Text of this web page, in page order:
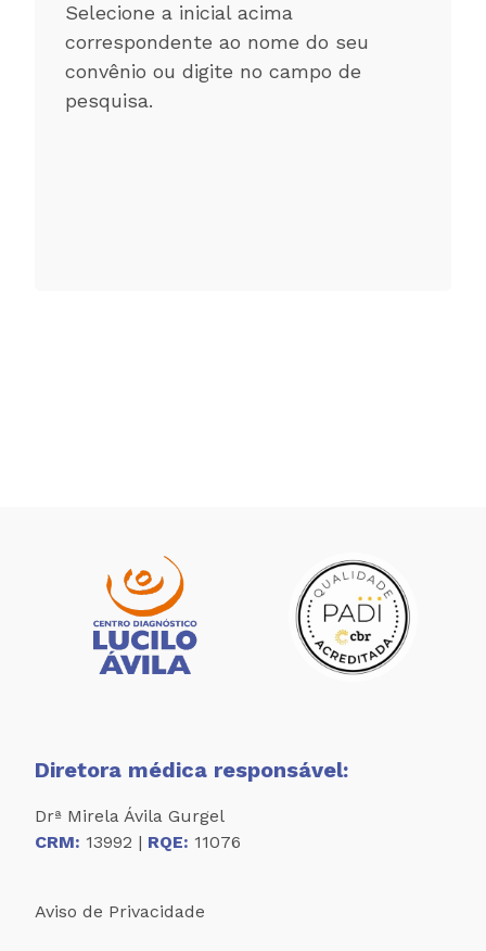
Selecione a inicial acima
correspondente ao nome do seu
convênio ou digite no campo de
pesquisa.
Diretora médica responsável:
Drª Mirela Ávila Gurgel
CRM: 13992 | RQE: 11076
Aviso de Privacidade